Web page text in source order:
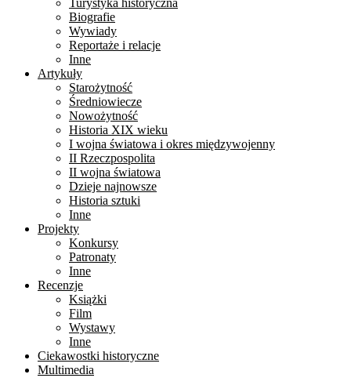
Turystyka historyczna
Biografie
Wywiady
Reportaże i relacje
Inne
Artykuły
Starożytność
Średniowiecze
Nowożytność
Historia XIX wieku
I wojna światowa i okres międzywojenny
II Rzeczpospolita
II wojna światowa
Dzieje najnowsze
Historia sztuki
Inne
Projekty
Konkursy
Patronaty
Inne
Recenzje
Książki
Film
Wystawy
Inne
Ciekawostki historyczne
Multimedia